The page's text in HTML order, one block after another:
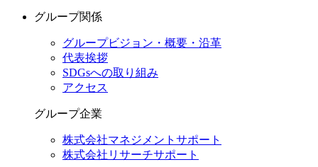
グループ関係
グループビジョン・概要・沿革
代表挨拶
SDGsへの取り組み
アクセス
グループ企業
株式会社マネジメントサポート
株式会社リサーチサポート